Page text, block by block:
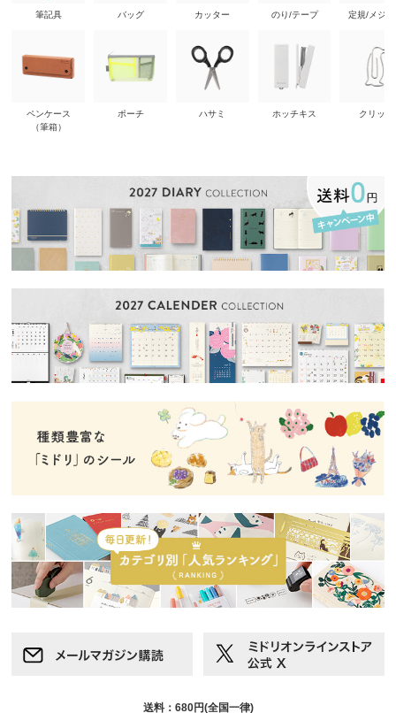
筆記具
ペンケース
（筆箱）
バッグ
ポーチ
カッター
ハサミ
のり/テープ
ホッチキス
定規/メジ
クリップ
送料：680円(全国一律)